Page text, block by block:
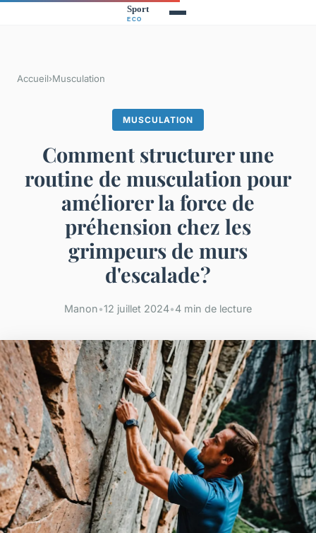
Accueil›Musculation
MUSCULATION
Comment structurer une
routine de musculation pour
améliorer la force de
préhension chez les
grimpeurs de murs
d'escalade?
Manon•12 juillet 2024•4 min de lecture